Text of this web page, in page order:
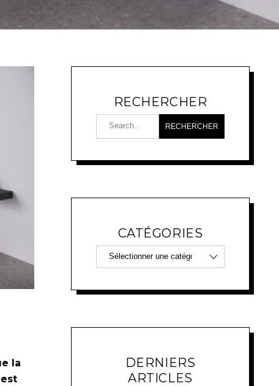
la
RECHERCHER
CATÉGORIES
DERNIERS
ARTICLES